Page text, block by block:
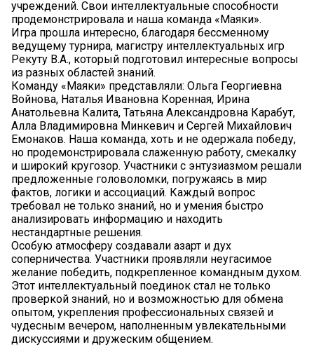
учреждений. Свои интеллектуальные способности
продемонстрировала и наша команда «Маяки».
Игра прошла интересно, благодаря бессменному
ведущему турнира, магистру интеллектуальных игр
Рекуту В.А., который подготовил интересные вопросы
из разных областей знаний.
Команду «Маяки» представляли: Ольга Георгиевна
Войнова, Наталья Ивановна Коренная, Ирина
Анатольевна Калита, Татьяна Александровна Карабут,
Алла Владимировна Минкевич и Сергей Михайлович
Емонаков. Наша команда, хоть и не одержала победу,
но продемонстрировала слаженную работу, смекалку
и широкий кругозор. Участники с энтузиазмом решали
предложенные головоломки, погружаясь в мир
фактов, логики и ассоциаций. Каждый вопрос
требовал не только знаний, но и умения быстро
анализировать информацию и находить
нестандартные решения.
Особую атмосферу создавали азарт и дух
соперничества. Участники проявляли неугасимое
желание победить, подкрепленное командным духом.
Этот интеллектуальный поединок стал не только
проверкой знаний, но и возможностью для обмена
опытом, укрепления профессиональных связей и
чудесным вечером, наполненным увлекательными
дискуссиями и дружеским общением.